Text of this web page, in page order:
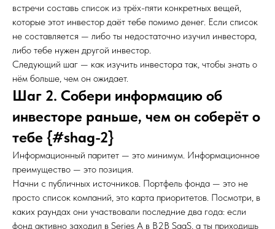
встречи составь список из трёх-пяти конкретных вещей,
которые этот инвестор даёт тебе помимо денег. Если список
не составляется — либо ты недостаточно изучил инвестора,
либо тебе нужен другой инвестор.
Следующий шаг — как изучить инвестора так, чтобы знать о
нём больше, чем он ожидает.
Шаг 2. Собери информацию об
инвесторе раньше, чем он соберёт о
тебе {#shag-2}
Информационный паритет — это минимум. Информационное
преимущество — это позиция.
Начни с публичных источников. Портфель фонда — это не
просто список компаний, это карта приоритетов. Посмотри, в
каких раундах они участвовали последние два года: если
фонд активно заходил в Series A в B2B SaaS, а ты приходишь